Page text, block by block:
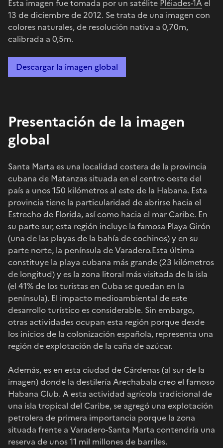
Esta imagen fue tomada por un satélite Pléiades-1Ael
13 de diciembre de 2012. Se trata de una imagen con
colores naturales, de resolución nativa a 0,70m,
calibrada a 0,5m.
Descargar la imagen global
Presentación de la imagen
global
Santa Marta es una localidad costera de la provincia
cubana de Matanzas situada en el centro oeste del
país a unos 150 kilómetros al este de la Habana. Esta
provincia tiene la particularidad de abrirse hacia el
Estrecho de Florida, así como hacia el mar Caribe. En
su parte sur, esta región incluye la famosa Playa Girón
(una de las playas de la bahía de cochinos) y en su
parte norte, la península de Varadero.Esta última
constituye la playa cubana más grande (23 kilómetros
de longitud) y es la zona litoral más visitada de la isla
(el 41% de los turistas en Cuba se quedan en la
península). El impacto medioambiental de este
desarrollo turístico es considerable. Sin embargo,
otras actividades ocupan esta región porque desde
los inicios de la colonización española, representa una
región de explotación de la caña de azúcar.
Además, es en esta ciudad de Cárdenas (al sur de la
imagen) donde la destilería Arechabala creo el famoso
Habana Club. A esta actividad agrícola tradicional de
una isla tropical del Caribe, se agregó una explotación
petrolera de primera importancia porque la zona
situada frente a Varadero-Santa Marta contendría una
reserva de unos 11 mil millones de barriles.